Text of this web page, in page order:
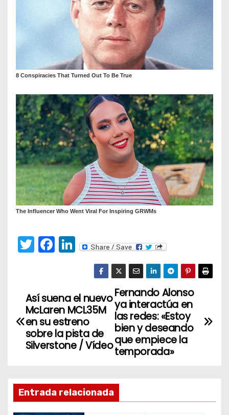
T
w
er
F
a
e
b
o
o
Li
e
dI
n
N
a
g
a
Fernando Alonso
ya interactúa en
las redes: «Estoy
bien y deseando
que empiece la
temporada»
Así suena el nuevo
McLaren MCL35M
en su estreno
sobre la pista de
Silverstone / Vídeo
Entrada relacionada